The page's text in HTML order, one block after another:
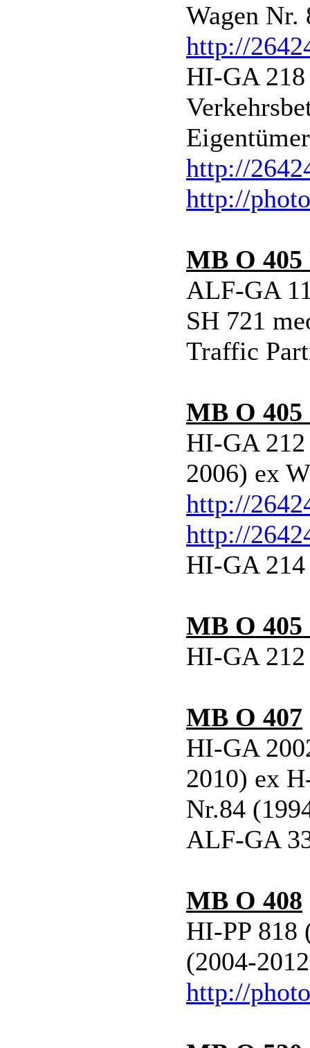
Wagen Nr.
http://
HI-GA 218
http://
http://
MB O 405
ALF-GA
SH 721
Traffic
MB O 405
HI-GA
2006) ex
http://
http://
HI-GA
MB O 405
HI-GA 212
MB O 407
HI-GA
2010) ex
Nr.84
ALF-GA
MB O 408
HI-PP 818
(2004-
http://